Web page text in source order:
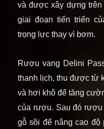
và được xây dựng
giai đoạn tiến triển
trọng lực thay vì bơm.
Rượu vang Delini
thanh lịch, thu được từ
và hơi khô để tăng
của rượu. Sau đó
gỗ sồi để nâng cao